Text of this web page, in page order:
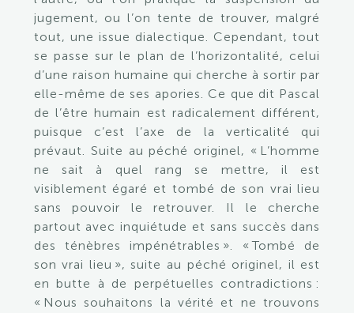
jugement, ou l’on tente de trouver, malgré
tout, une issue dialectique. Cependant, tout
se passe sur le plan de l’horizontalité, celui
d’une raison humaine qui cherche à sortir par
elle-même de ses apories. Ce que dit Pascal
de l’être humain est radicalement différent,
puisque c’est l’axe de la verticalité qui
prévaut. Suite au péché originel, « L’homme
ne sait à quel rang se mettre, il est
visiblement égaré et tombé de son vrai lieu
sans pouvoir le retrouver. Il le cherche
partout avec inquiétude et sans succès dans
des ténèbres impénétrables ». « Tombé de
son vrai lieu », suite au péché originel, il est
en butte à de perpétuelles contradictions :
« Nous souhaitons la vérité et ne trouvons